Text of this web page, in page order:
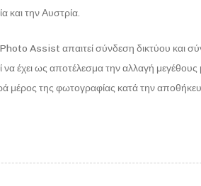
και την Αυστρία.
Assist απαιτεί σύνδεση δικτύου και
έχει ως αποτέλεσμα την αλλαγή
μέρος της φωτογραφίας κατά την